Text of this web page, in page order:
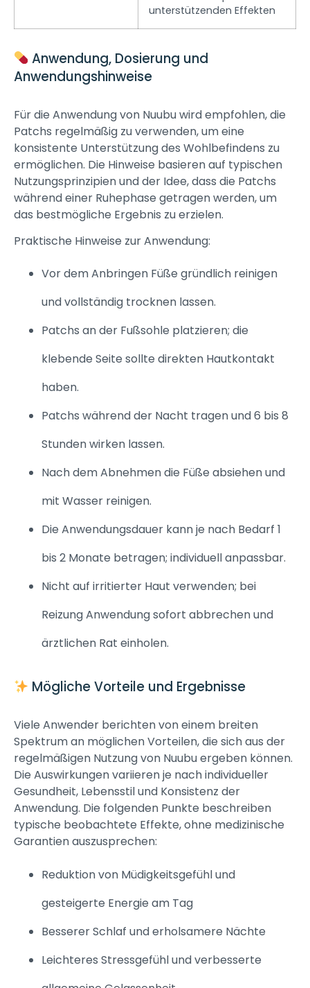
unterstützenden Effekten
Anwendung, Dosierung und
Anwendungshinweise
Für die Anwendung von Nuubu wird empfohlen, die
Patchs regelmäßig zu verwenden, um eine
konsistente Unterstützung des Wohlbefindens zu
ermöglichen. Die Hinweise basieren auf typischen
Nutzungsprinzipien und der Idee, dass die Patchs
während einer Ruhephase getragen werden, um
das bestmögliche Ergebnis zu erzielen.
Praktische Hinweise zur Anwendung:
Vor dem Anbringen Füße gründlich reinigen
und vollständig trocknen lassen.
Patchs an der Fußsohle platzieren; die
klebende Seite sollte direkten Hautkontakt
haben.
Patchs während der Nacht tragen und 6 bis 8
Stunden wirken lassen.
Nach dem Abnehmen die Füße absiehen und
mit Wasser reinigen.
Die Anwendungsdauer kann je nach Bedarf 1
bis 2 Monate betragen; individuell anpassbar.
Nicht auf irritierter Haut verwenden; bei
Reizung Anwendung sofort abbrechen und
ärztlichen Rat einholen.
Mögliche Vorteile und Ergebnisse
Viele Anwender berichten von einem breiten
Spektrum an möglichen Vorteilen, die sich aus der
regelmäßigen Nutzung von Nuubu ergeben können.
Die Auswirkungen variieren je nach individueller
Gesundheit, Lebensstil und Konsistenz der
Anwendung. Die folgenden Punkte beschreiben
typische beobachtete Effekte, ohne medizinische
Garantien auszusprechen:
Reduktion von Müdigkeitsgefühl und
gesteigerte Energie am Tag
Besserer Schlaf und erholsamere Nächte
Leichteres Stressgefühl und verbesserte